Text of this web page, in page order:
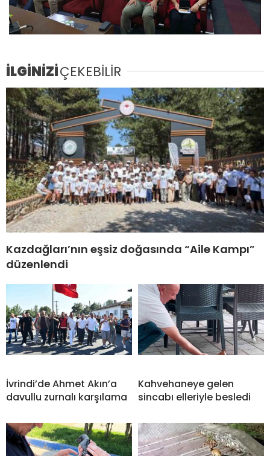
İLGİNİZİÇEKEBİLİR
Kazdağları’nın eşsiz doğasında “Aile Kampı”
düzenlendi
İvrindi’de Ahmet Akın’a
davullu zurnalı karşılama
Kahvehaneye gelen
sincabı elleriyle besledi